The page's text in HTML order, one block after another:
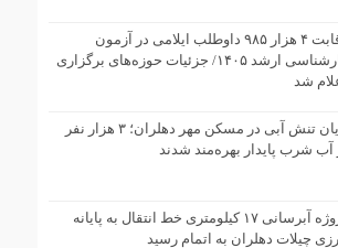
رقابت ۴ هزار ۹۸۵ داوطلب ایلامی در آزمون
کارشناسی ارشد ۱۴۰۵/ جزئیات حوزه‌های برگزاری
شد
پایان تنش آبی در مسکن مهر دهلران؛ ۳ هزار نفر
آب شرب پایدار بهره‌مند شدند
پروژه آبرسانی ۱۷ کیلومتری خط انتقال به پایانه
چیلات دهلران به اتمام رسید